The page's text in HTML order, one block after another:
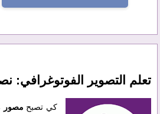
تعلم التصوير
كي تصبح مصور